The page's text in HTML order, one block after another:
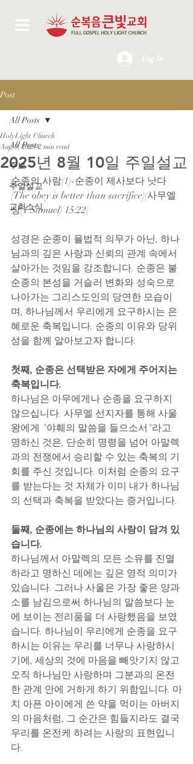
Log In
Post
All Posts
주보
주일설교
교회소식
All Posts
2025년 8월 10일 주일설교
HolyLight Church
Aug 9, 2025 2 min read
순종의 사람(1)-순종이 제사보다 낫다
(The obey is better than sacrifice)(사무엘
상(1 Samuel) 15:22)
성경은 순종이 율법적 의무가 아닌, 하나
님과의 깊은 사랑과 신뢰의 관계 속에서
살아가는 것임을 강조합니다. 순종은 불
순종의 본성을 거슬러 변화와 성숙으로
나아가는 그리스도인의 당연한 모습이
며, 하나님께서 우리에게 요구하시는 은
혜로운 축복입니다. 순종의 이유와 당위
성을 함께 알아보고자 합니다.
첫째, 순종은 선택받은 자에게 주어지는
축복입니다.
하나님은 아무에게나 순종을 요구하지
않으십니다. 사무엘 선지자를 통해 사울
왕에게 "야훼의 말씀을 들으소서"라고
명하신 것은, 단순히 명령을 넘어 아말렉
과의 전쟁에서 승리할 수 있는 축복의 기
회를 주신 것입니다. 이처럼 순종의 요구
를 받는다는 것 자체가 이미 내가 하나님
의 선택과 축복을 받았다는 증거입니다.
둘째, 순종에는 하나님의 사랑이 담겨 있
습니다.
하나님께서 아말렉의 모든 소유를 진멸
하라고 명하신 데에는 깊은 영적 의미가
있습니다. 그러나 사울은 가장 좋은 양과
소를 남김으로써 하나님의 말씀보다 눈
에 보이는 전리품을 더 사랑했음을 보였
습니다. 하나님이 우리에게 순종을 요구
하시는 이유는 우리를 너무나 사랑하시
기에, 세상의 것에 마음을 빼앗기지 않고
오직 하나님만 사랑하며 그분과의 온전
한 관계 안에 거하게 하기 위함입니다. 마
치 아픈 아이에게 쓴 약을 먹이는 아버지
의 마음처럼, 그 순간은 힘들지라도 결국
우리를 온전케 하려는 사랑의 표현입니
다.